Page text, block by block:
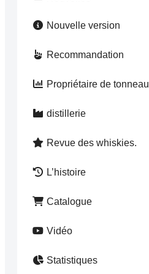
Nouvelle version
Recommandation
Propriétaire de tonneau
distillerie
Revue des whiskies.
L’histoire
Catalogue
Vidéo
Statistiques